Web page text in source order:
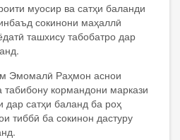
муосир ва сатҳи баланди
сокинони маҳаллӣ
ташхису табобатро дар
Эмомалӣ Раҳмон аснои
кормандони маркази
дар сатҳи баланд ба роҳ
тиббӣ ба сокинон дастуру